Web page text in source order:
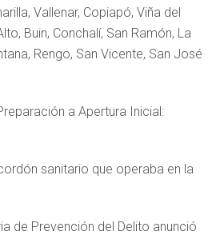
Vallenar, Copiapó, Viña del
Buin, Conchalí, San Ramón, La
Rengo, San Vicente, San José
a Apertura Inicial:
sanitario que operaba en la
de Prevención del Delito anunció